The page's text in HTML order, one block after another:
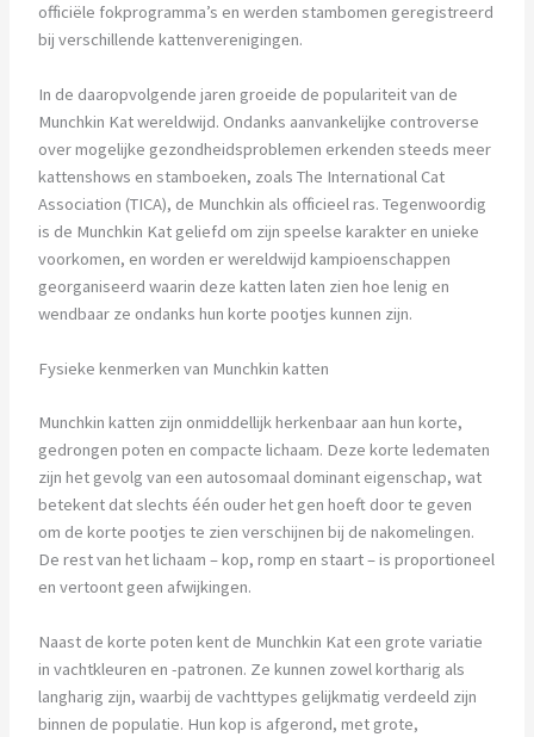
officiële fokprogramma’s en werden stambomen geregistreerd
bij verschillende kattenverenigingen.
In de daaropvolgende jaren groeide de populariteit van de
Munchkin Kat wereldwijd. Ondanks aanvankelijke controverse
over mogelijke gezondheidsproblemen erkenden steeds meer
kattenshows en stamboeken, zoals The International Cat
Association (TICA), de Munchkin als officieel ras. Tegenwoordig
is de Munchkin Kat geliefd om zijn speelse karakter en unieke
voorkomen, en worden er wereldwijd kampioenschappen
georganiseerd waarin deze katten laten zien hoe lenig en
wendbaar ze ondanks hun korte pootjes kunnen zijn.
Fysieke kenmerken van Munchkin katten
Munchkin katten zijn onmiddellijk herkenbaar aan hun korte,
gedrongen poten en compacte lichaam. Deze korte ledematen
zijn het gevolg van een autosomaal dominant eigenschap, wat
betekent dat slechts één ouder het gen hoeft door te geven
om de korte pootjes te zien verschijnen bij de nakomelingen.
De rest van het lichaam – kop, romp en staart – is proportioneel
en vertoont geen afwijkingen.
Naast de korte poten kent de Munchkin Kat een grote variatie
in vachtkleuren en -patronen. Ze kunnen zowel kortharig als
langharig zijn, waarbij de vachttypes gelijkmatig verdeeld zijn
binnen de populatie. Hun kop is afgerond, met grote,